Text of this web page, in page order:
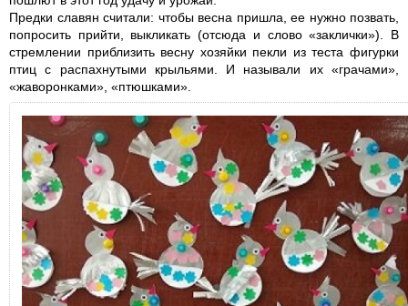
Предки славян считали: чтобы весна пришла, ее нужно позвать,
попросить прийти, выкликать (отсюда и слово «заклички»). В
стремлении приблизить весну хозяйки пекли из теста фигурки
птиц с распахнутыми крыльями. И называли их «грачами»,
«жаворонками», «птюшками».